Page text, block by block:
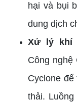
hại và bụi
dung dịch
Xử lý khí
Công nghệ
Cyclone
thải.